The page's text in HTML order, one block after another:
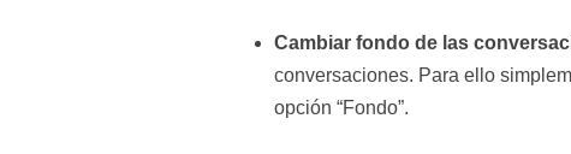
Cambiar fondo de las
conversaciones. Para ello
opción “Fondo”.